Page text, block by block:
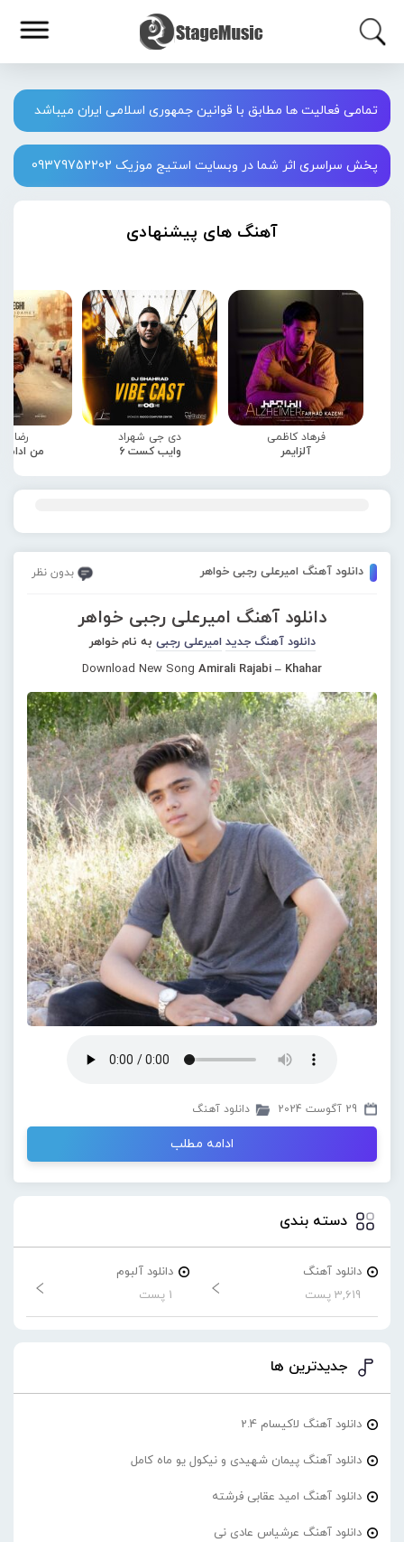
تمامی فعالیت ها مطابق با قوانین جمهوری اسلامی ایران میباشد
پخش سراسری اثر شما در وبسایت استیج موزیک 09379752202
آهنگ های پیشنهادی
فرهاد کاظمی
آلزایمر
دی جی شهراد
وایب کست 6
رضا
من
دانلود آهنگ امیرعلی رجبی خواهر بدون نظر
دانلود آهنگ امیرعلی رجبی خواهر
دانلود آهنگ جدید امیرعلی رجبی به نام خواهر
Download New Song Amirali Rajabi – Khahar
29 آگوست 2024 دانلود آهنگ
ادامه مطلب
دسته بندی
دانلود آهنگ
3,619 پست
دانلود آلبوم
1 پست
جدیدترین ها
دانلود آهنگ لاکیسام 2.4
دانلود آهنگ پیمان شهیدی و نیکول یو ماه کامل
دانلود آهنگ امید عقابی فرشته
دانلود آهنگ عرشیاس عادی نی